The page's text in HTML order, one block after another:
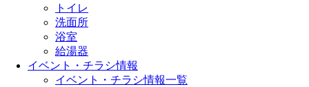
トイレ
洗面所
浴室
給湯器
イベント・チラシ情報
イベント・チラシ情報一覧